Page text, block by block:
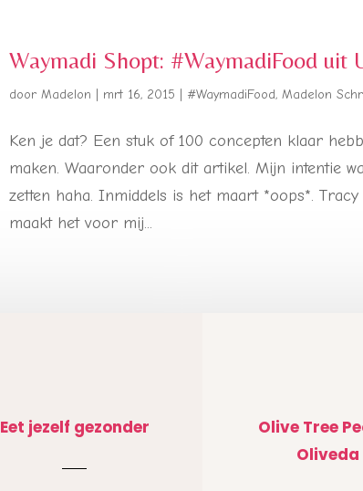
Waymadi Shopt: #WaymadiFood uit
doorMadelon mrt 16, 2015 #WaymadiFood,Madelon
Ken je dat? Een stuk of 100 concepten klaar
maken. Waaronder ook dit artikel. Mijn intentie
zetten haha. Inmiddels is het maart *oops*.
maakt het voor mij...
Eet jezelf gezonder
Olive Tree
Oliveda